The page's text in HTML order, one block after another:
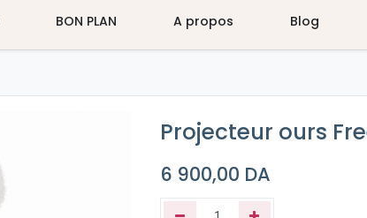
BON PLAN A propos Blog
Projecteur ours
6 900,00 DA